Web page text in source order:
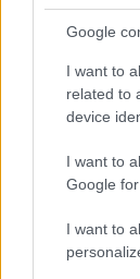
Google
I want to
related to
device
I want to
Google
I want to
pedig
Fogj
illetve